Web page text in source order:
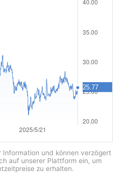
und können verzögert
auf unserer Plattform ein, um
zu erhalten.